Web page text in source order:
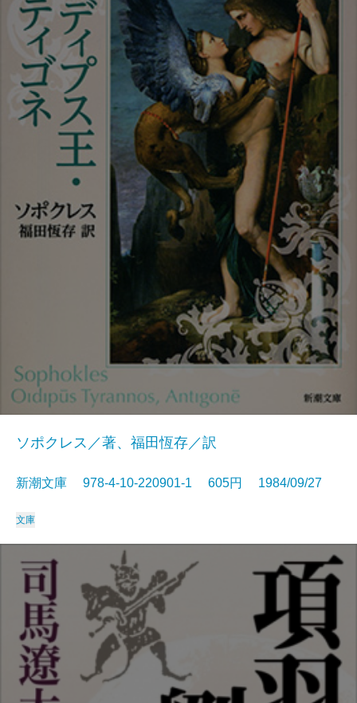
ソポクレス／著、福田恆存／訳
新潮文庫 978-4-10-220901-1 605円 1984/09/27
文庫